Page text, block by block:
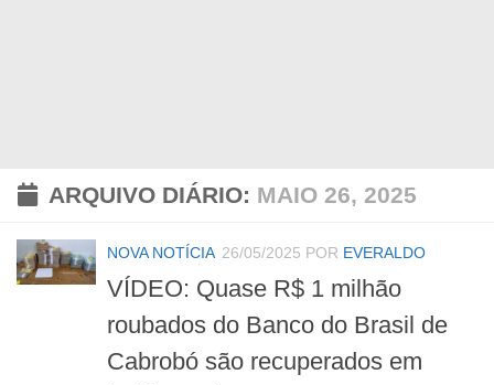
ARQUIVO DIÁRIO: MAIO 26, 2025
NOVA NOTÍCIA 26/05/2025 POR EVERALDO
VÍDEO: Quase R$ 1 milhão
roubados do Banco do Brasil de
Cabrobó são recuperados em